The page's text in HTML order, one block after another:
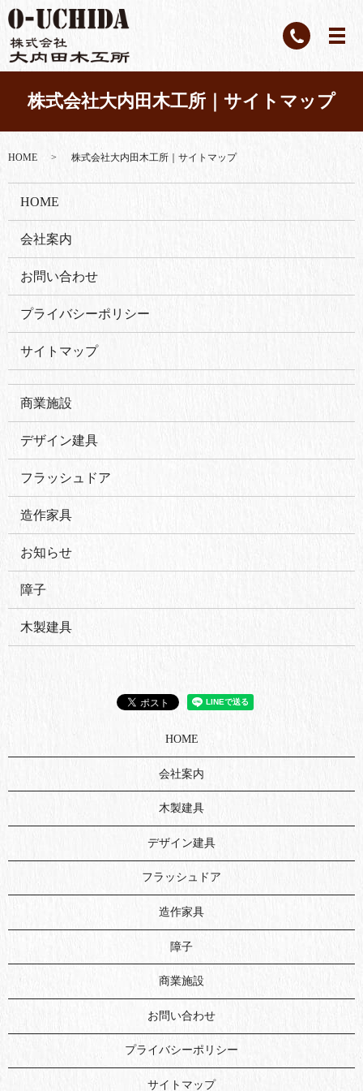
株式会社大内田木工所｜サイトマップ
HOME 株式会社大内田木工所｜サイトマップ
HOME
会社案内
お問い合わせ
プライバシーポリシー
サイトマップ
商業施設
デザイン建具
フラッシュドア
造作家具
お知らせ
障子
木製建具
HOME
会社案内
木製建具
デザイン建具
フラッシュドア
造作家具
障子
商業施設
お問い合わせ
プライバシーポリシー
サイトマップ